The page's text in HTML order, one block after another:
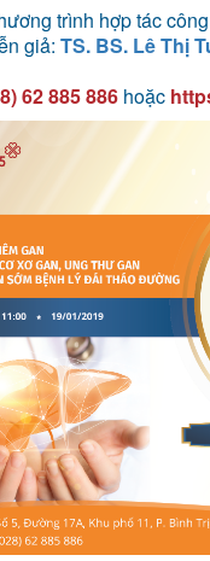
trình hợp tác
giả: TS. BS. Lê Thị
62 885 886 hoặc